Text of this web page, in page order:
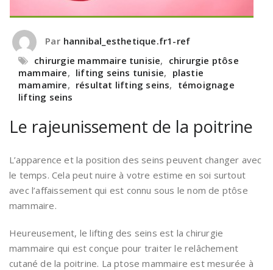
Par hannibal_esthetique.fr1-ref
chirurgie mammaire tunisie, chirurgie ptôse
mammaire, lifting seins tunisie, plastie
mamamire, résultat lifting seins, témoignage
lifting seins
Le rajeunissement de la poitrine
L’apparence et la position des seins peuvent changer avec
le temps. Cela peut nuire à votre estime en soi surtout
avec l’affaissement qui est connu sous le nom de ptôse
mammaire.
Heureusement, le lifting des seins est la chirurgie
mammaire qui est conçue pour traiter le relâchement
cutané de la poitrine. La ptose mammaire est mesurée à